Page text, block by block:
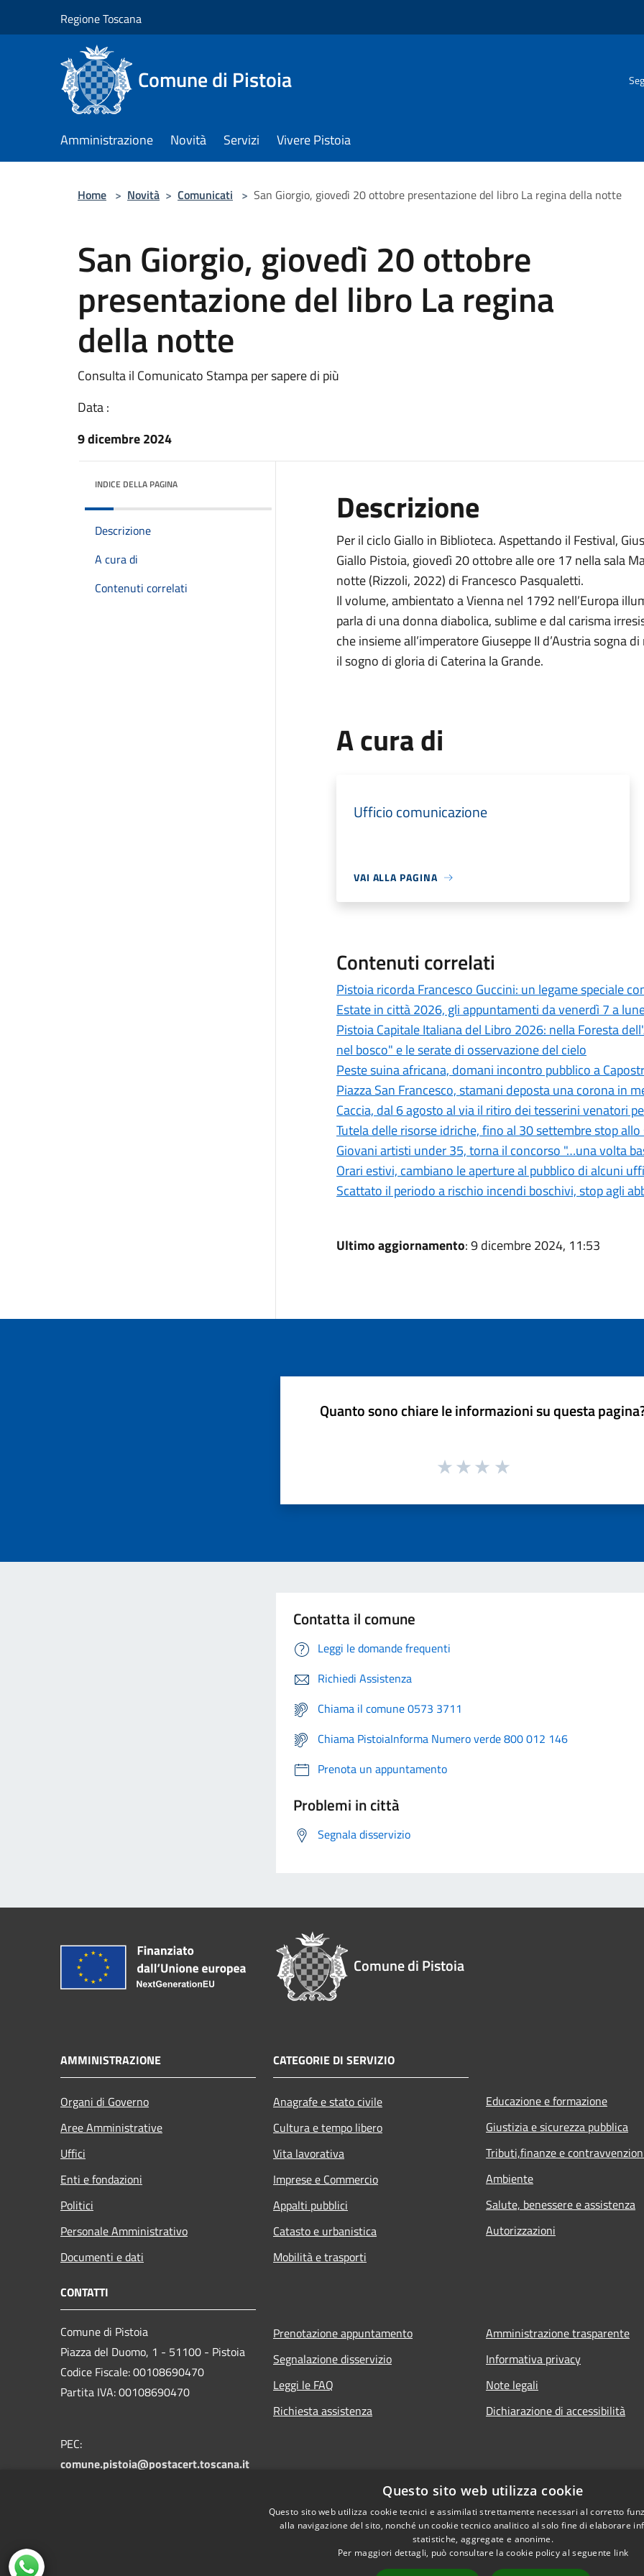
Regione Toscana
Comune di Pistoia
Amministrazione Novità Servizi Vivere Pistoia
Home > Novità > Comunicati > San Giorgio, giovedì 20 ottobre presentazione del libro La regina della notte
San Giorgio, giovedì 20 ottobre
presentazione del libro La regina
della notte
Consulta il Comunicato Stampa per sapere di più
Data :
9 dicembre 2024
INDICE DELLA PAGINA
Descrizione
A cura di
Contenuti correlati
Descrizione
Per il ciclo Giallo in Biblioteca. Aspettando il Festival,
Giallo Pistoia, giovedì 20 ottobre alle ore 17 nella sala
notte (Rizzoli, 2022) di Francesco Pasqualetti.
Il volume, ambientato a Vienna nel 1792 nell’Europa
parla di una donna diabolica, sublime e dal carisma
che insieme all’imperatore Giuseppe II d’Austria sogna
il sogno di gloria di Caterina la Grande.
A cura di
Ufficio comunicazione
VAI ALLA PAGINA
Contenuti correlati
Pistoia ricorda Francesco Guccini: un legame speciale
Estate in città 2026, gli appuntamenti da venerdì 7 a
Pistoia Capitale Italiana del Libro 2026: nella Foresta
nel bosco" e le serate di osservazione del cielo
Peste suina africana, domani incontro pubblico a
Piazza San Francesco, stamani deposta una corona in
Caccia, dal 6 agosto al via il ritiro dei tesserini venatori
Tutela delle risorse idriche, fino al 30 settembre stop
Giovani artisti under 35, torna il concorso "…una volta
Orari estivi, cambiano le aperture al pubblico di alcuni
Scattato il periodo a rischio incendi boschivi, stop agli
Ultimo aggiornamento: 9 dicembre 2024, 11:53
Quanto sono chiare le informazioni su questa
Contatta il comune
Leggi le domande frequenti
Richiedi Assistenza
Chiama il comune 0573 3711
Chiama PistoiaInforma Numero verde 800 012 146
Prenota un appuntamento
Problemi in città
Segnala disservizio
Comune di Pistoia
AMMINISTRAZIONE
Organi di Governo
Aree Amministrative
Uffici
Enti e fondazioni
Politici
Personale Amministrativo
Documenti e dati
CATEGORIE DI SERVIZIO
Anagrafe e stato civile
Cultura e tempo libero
Vita lavorativa
Imprese e Commercio
Appalti pubblici
Catasto e urbanistica
Mobilità e trasporti
Educazione e formazione
Giustizia e sicurezza pubblica
Tributi,finanze e
Ambiente
Salute, benessere e assistenza
Autorizzazioni
CONTATTI
Comune di Pistoia
Piazza del Duomo, 1 - 51100 - Pistoia
Codice Fiscale: 00108690470
Partita IVA: 00108690470
PEC:
comune.pistoia@postacert.toscana.it
Prenotazione appuntamento
Segnalazione disservizio
Leggi le FAQ
Richiesta assistenza
Amministrazione trasparente
Informativa privacy
Note legali
Dichiarazione di accessibilità
Questo sito web utilizza cookie
Questo sito web utilizza cookie tecnici e assimilati strettamente necessari al corretto
alla navigazione del sito, nonché un cookie tecnico analitico al solo fine di elaborare
statistiche, aggregate e anonime.
Per maggiori dettagli, può consultare la cookie policy al seguente link